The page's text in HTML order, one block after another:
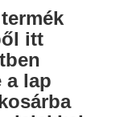
itt
a lap